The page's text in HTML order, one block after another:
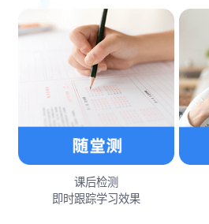
课后检测
即时跟踪学习效果